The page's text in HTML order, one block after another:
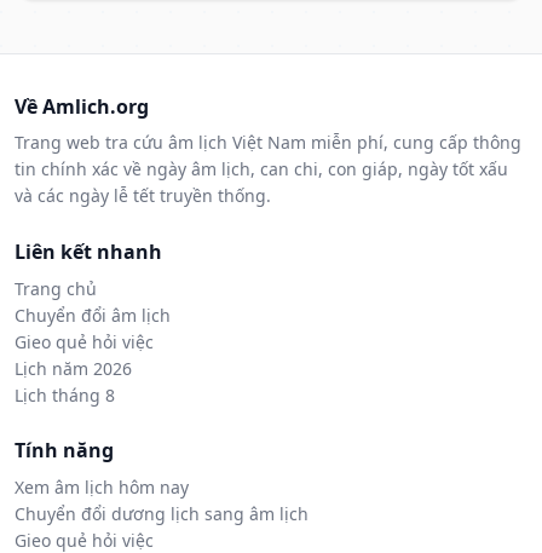
Về Amlich.org
Trang web tra cứu âm lịch Việt Nam miễn phí, cung cấp thông
tin chính xác về ngày âm lịch, can chi, con giáp, ngày tốt xấu
và các ngày lễ tết truyền thống.
Liên kết nhanh
Trang chủ
Chuyển đổi âm lịch
Gieo quẻ hỏi việc
Lịch năm 2026
Lịch tháng 8
Tính năng
Xem âm lịch hôm nay
Chuyển đổi dương lịch sang âm lịch
Gieo quẻ hỏi việc